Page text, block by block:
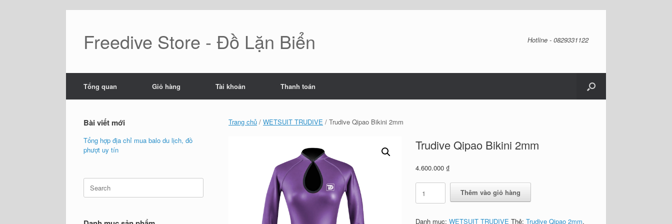
Freedive Store - Đồ Lặn Biển Hotline - 0829331122
Tổng quan Giỏ hàng Tài khoản Thanh toán
Trang chủ /WETSUIT TRUDIVE / Trudive Qipao Bikini 2mm
Trudive Qipao Bikini 2mm
4.600.000 ₫
Trudive
Qipao
Bikini
Thêm vào giỏ hàng
Danh mục:WETSUIT TRUDIVE Thẻ:Trudive Qipao 2mm,
Bài viết mới
Tổng hợp địa chỉ mua balo du lịch, đồ
phượt uy tín
Search
for: